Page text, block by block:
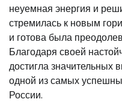
неуемная энергия и
стремилась к новым
и готова была
Благодаря своей
достигла значительных
одной из самых
России.